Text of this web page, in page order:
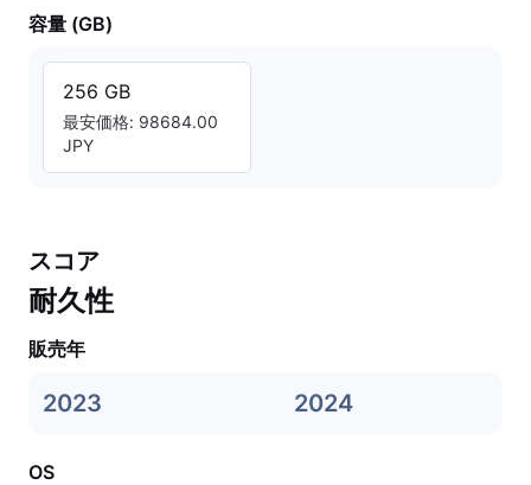
容量 (GB)
256 GB
最安価格: 98684.00
JPY
スコア
耐久性
販売年
2023 2024
OS